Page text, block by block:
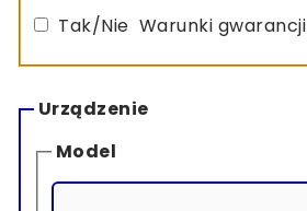
Tak/Nie Warunki gwarancji
Urządzenie
Model